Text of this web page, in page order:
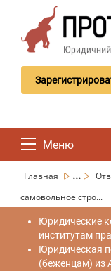
Меню
Главная ...
самовольное стро...
Юридические
институтам
Юридическая
(беженцам) из